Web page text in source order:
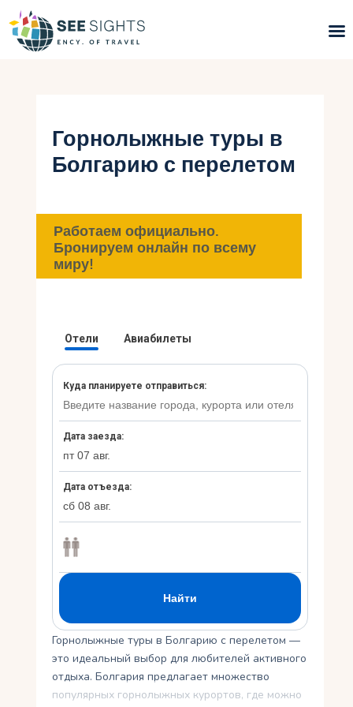
Горящие туры
Типы Туров
Инфо
Блог
Укр
Горнолыжные туры в
Болгарию с перелетом
Работаем официально.
Бронируем онлайн по всему
миру!
Горнолыжные туры в Болгарию с перелетом —
это идеальный выбор для любителей активного
отдыха. Болгария предлагает множество
популярных горнолыжных курортов, где можно